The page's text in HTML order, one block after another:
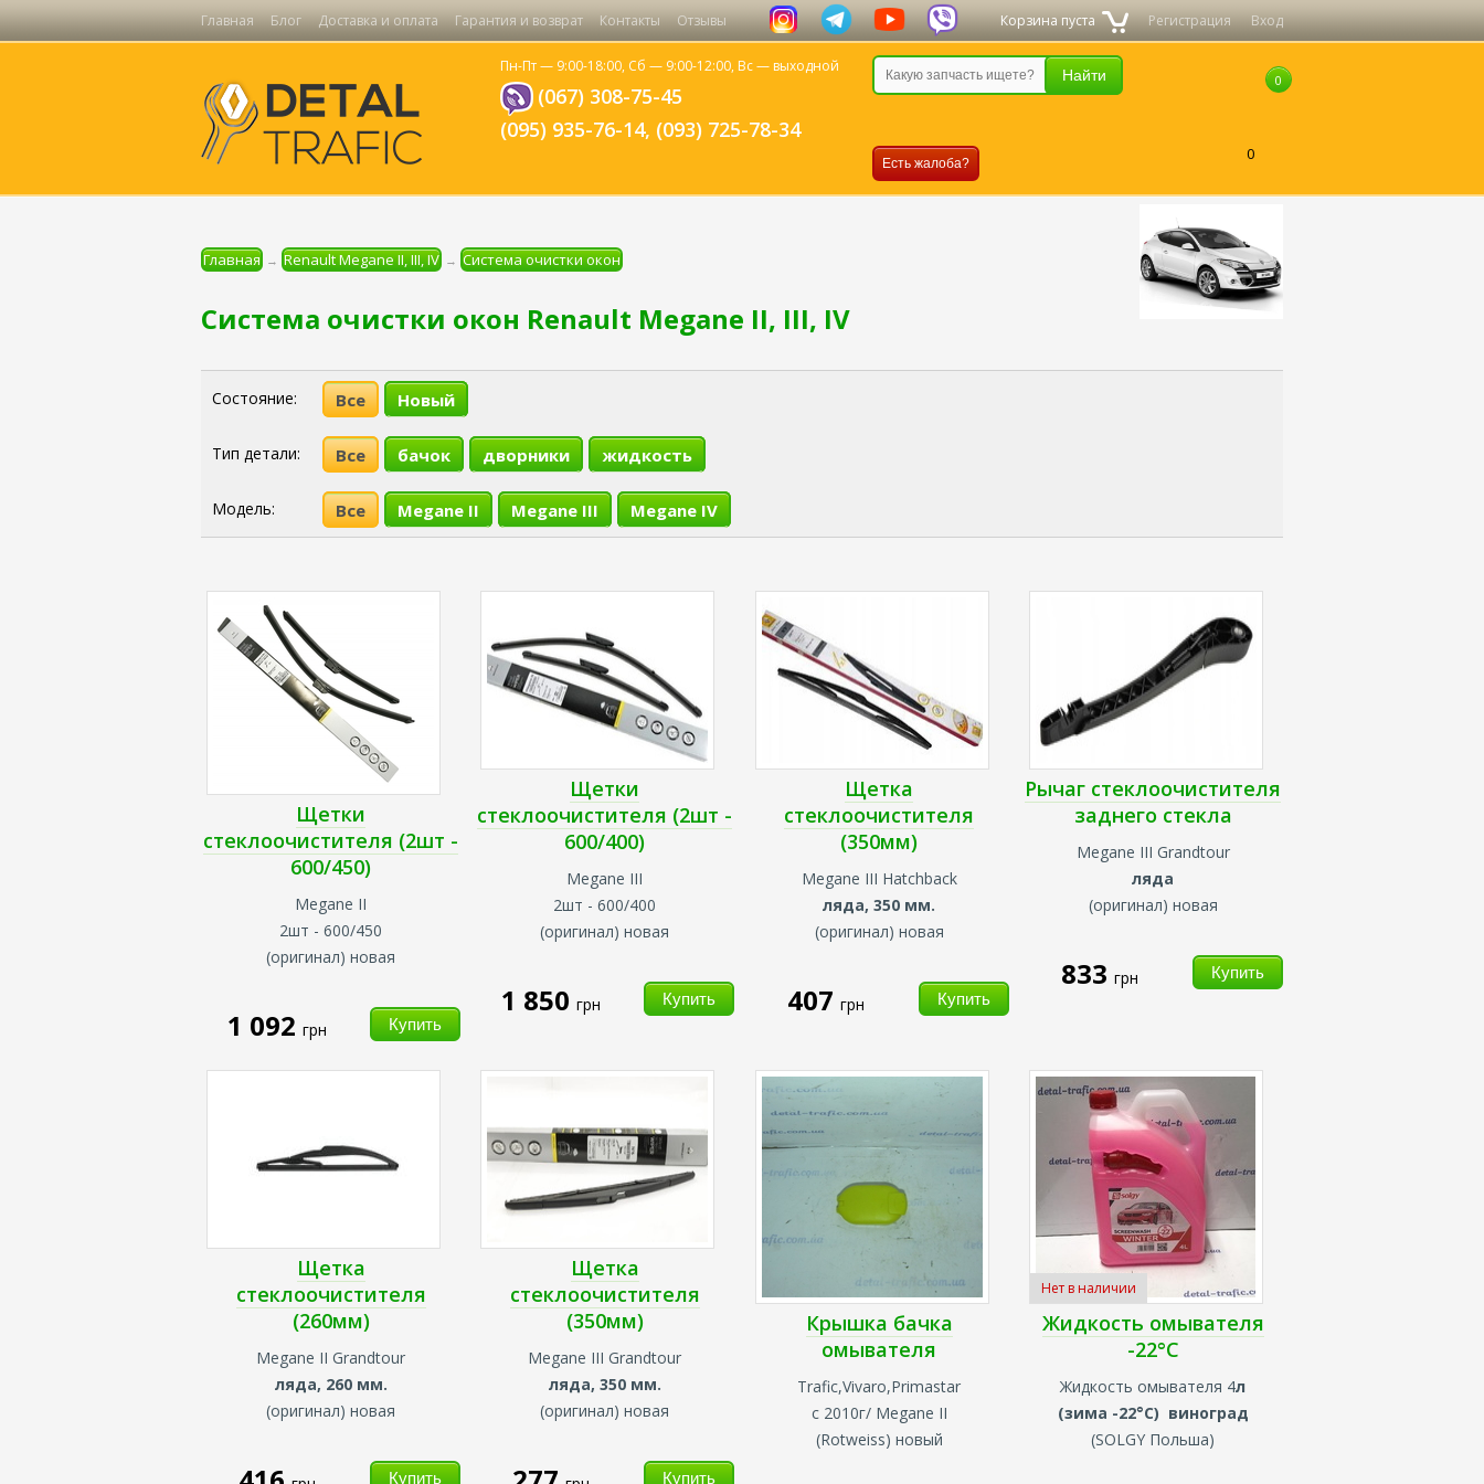
Главная Блог Доставка и оплата Гарантия и возврат Контакты Отзывы Регистрация Вход
Корзина пуста
Пн-Пт — 9:00-18:00, Сб — 9:00-12:00, Вс — выходной
(067) 308-75-45
(095) 935-76-14, (093) 725-78-34
Есть жалоба?
0
0
Главная → Renault Megane II, III, IV → Система очистки окон
Система очистки окон Renault Megane II, III, IV
Состояние: Все Новый
Тип детали: Все бачок дворники жидкость
Модель: Все Megane II Megane III Megane IV
Щетки
стеклоочистителя (2шт -
600/450)
Megane II
2шт - 600/450
(оригинал) новая
1 092 грн
Щетки
стеклоочистителя (2шт -
600/400)
Megane III
2шт - 600/400
(оригинал) новая
1 850грн
Щетка
стеклоочистителя
(350мм)
Megane III Hatchback
ляда, 350 мм.
(оригинал) новая
407 грн
Рычаг стеклоочистителя
заднего стекла
Megane III Grandtour
ляда
(оригинал) новая
833 грн
Щетка
стеклоочистителя
(260мм)
Megane II Grandtour
ляда, 260 мм.
(оригинал) новая
Щетка
стеклоочистителя
(350мм)
Megane III Grandtour
ляда, 350 мм.
(оригинал) новая
Крышка бачка
омывателя
Trafic,Vivaro,Primastar
с 2010г/ Megane II
(Rotweiss) новый
Нет в наличии
Жидкость омывателя
-22°C
Жидкость омывателя 4л
(зима -22°C) виноград
(SOLGY Польша)